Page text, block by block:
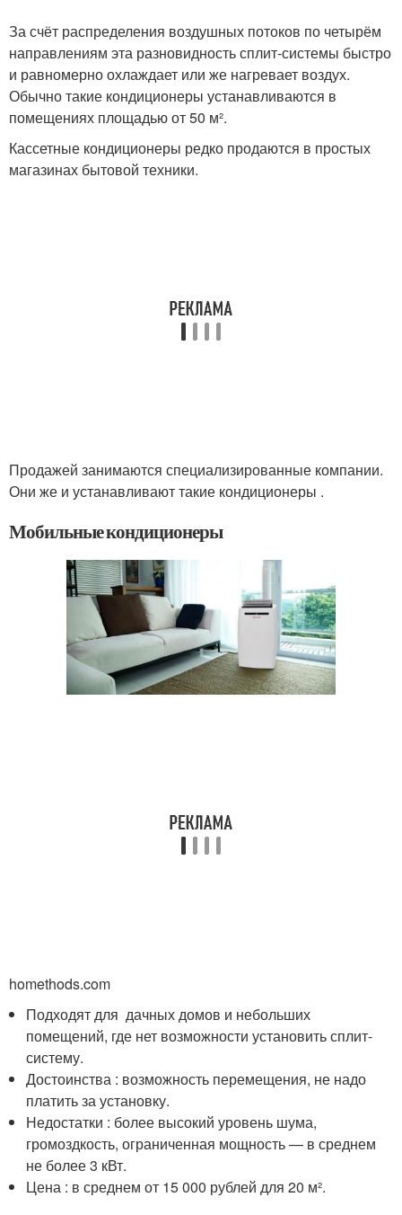
За счёт распределения воздушных потоков по четырём
направлениям эта разновидность сплит-системы быстро
и равномерно охлаждает или же нагревает воздух.
Обычно такие кондиционеры устанавливаются в
помещениях площадью от 50 м².
Кассетные кондиционеры редко продаются в простых
магазинах бытовой техники.
Продажей занимаются специализированные компании.
Они же и устанавливают такие кондиционеры .
Мобильные кондиционеры
homethods.com
Подходят для дачных домов и небольших
помещений, где нет возможности установить сплит-
систему.
Достоинства : возможность перемещения, не надо
платить за установку.
Недостатки : более высокий уровень шума,
громоздкость, ограниченная мощность — в среднем
не более 3 кВт.
Цена : в среднем от 15 000 рублей для 20 м².